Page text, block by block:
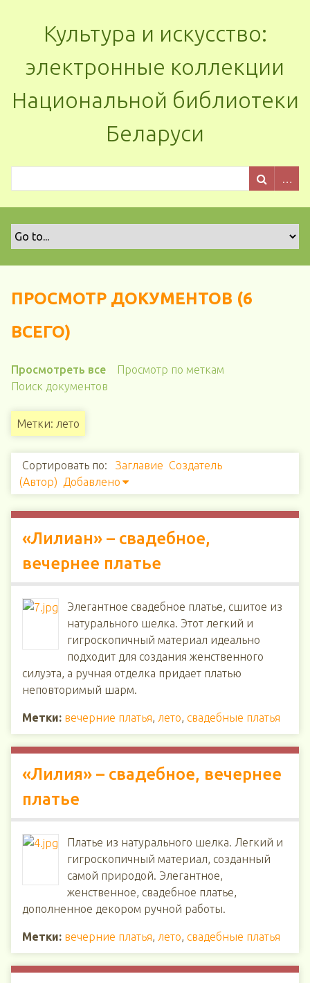
Культура и искусство:
электронные коллекции
Национальной библиотеки
Беларуси
ПРОСМОТР ДОКУМЕНТОВ (6
ВСЕГО)
Просмотреть все
Просмотр по меткам
Поиск документов
Метки: лето
Сортировать по: Заглавие Создатель
(Автор)
Добавлено
«Лилиан» – свадебное,
вечернее платье
Элегантное свадебное платье, сшитое из
натурального шелка. Этот легкий и
гигроскопичный материал идеально
подходит для создания женственного
силуэта, а ручная отделка придает платью
неповторимый шарм.
Метки: вечерние платья, лето, свадебные платья
«Лилия» – свадебное, вечернее
платье
Платье из натурального шелка. Легкий и
гигроскопичный материал, созданный
самой природой. Элегантное,
женственное, свадебное платье,
дополненное декором ручной работы.
Метки: вечерние платья, лето, свадебные платья